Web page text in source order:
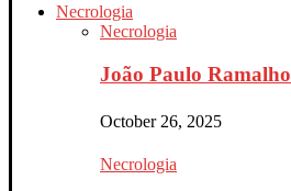
Necrologia
Necrologia
João Paulo Ramalho
October 26, 2025
Necrologia